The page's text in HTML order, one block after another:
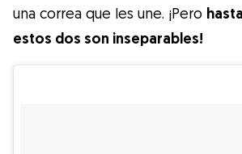
una correa que les une. ¡Pero
estos dos son inseparables!